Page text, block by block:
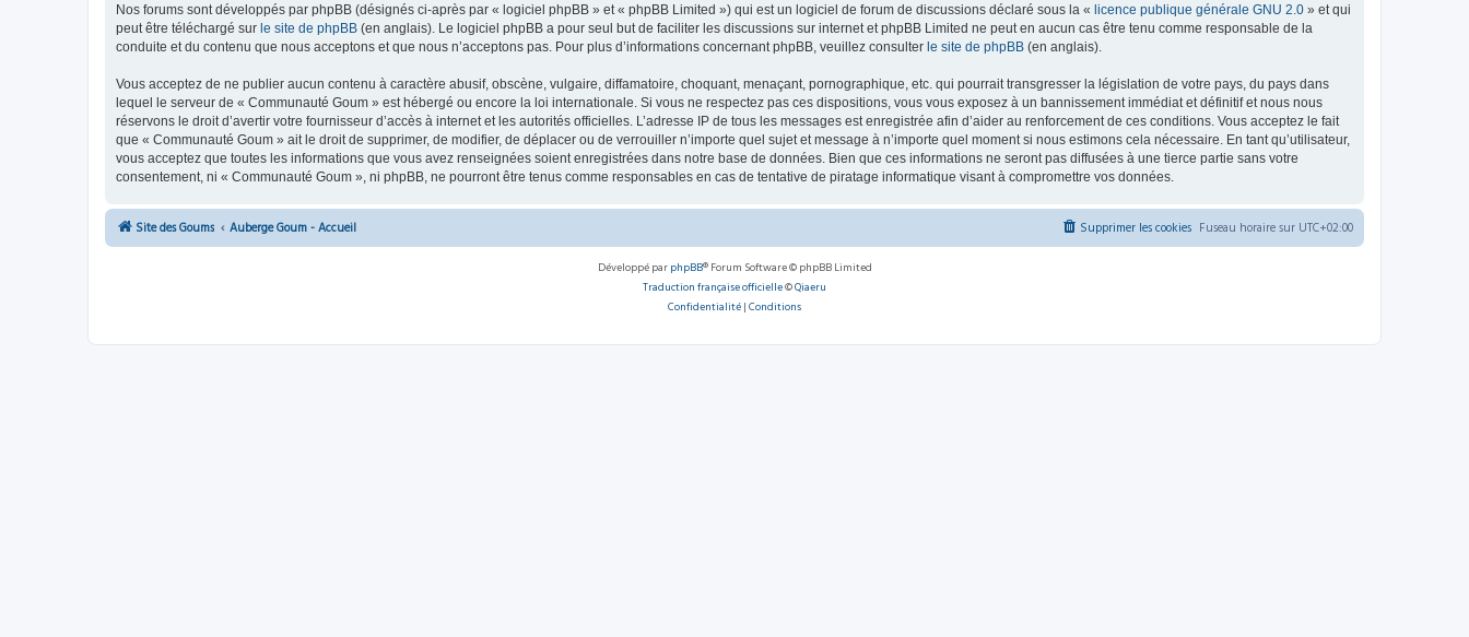
Nos forums sont développés par phpBB (désignés ci-après par « logiciel phpBB » et « phpBB Limited ») qui est un logiciel de forum de discussions déclaré sous la « licence publique générale GNU 2.0 » et qui
peut être téléchargé sur le site de phpBB (en anglais). Le logiciel phpBB a pour seul but de faciliter les discussions sur internet et phpBB Limited ne peut en aucun cas être tenu comme responsable de la
conduite et du contenu que nous acceptons et que nous n’acceptons pas. Pour plus d’informations concernant phpBB, veuillez consulter le site de phpBB (en anglais).
Vous acceptez de ne publier aucun contenu à caractère abusif, obscène, vulgaire, diffamatoire, choquant, menaçant, pornographique, etc. qui pourrait transgresser la législation de votre pays, du pays dans
lequel le serveur de « Communauté Goum » est hébergé ou encore la loi internationale. Si vous ne respectez pas ces dispositions, vous vous exposez à un bannissement immédiat et définitif et nous nous
réservons le droit d’avertir votre fournisseur d’accès à internet et les autorités officielles. L’adresse IP de tous les messages est enregistrée afin d’aider au renforcement de ces conditions. Vous acceptez le fait
que « Communauté Goum » ait le droit de supprimer, de modifier, de déplacer ou de verrouiller n’importe quel sujet et message à n’importe quel moment si nous estimons cela nécessaire. En tant qu’utilisateur,
vous acceptez que toutes les informations que vous avez renseignées soient enregistrées dans notre base de données. Bien que ces informations ne seront pas diffusées à une tierce partie sans votre
consentement, ni « Communauté Goum », ni phpBB, ne pourront être tenus comme responsables en cas de tentative de piratage informatique visant à compromettre vos données.
Site des Goums Auberge Goum - Accueil Fuseau horaire sur UTC+02:00
Supprimer les cookies
Développé par phpBB® Forum Software © phpBB Limited
Traduction française officielle©Qiaeru
Confidentialité | Conditions